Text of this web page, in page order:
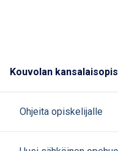
Kouvolan
Ohjeita opiskelijalle